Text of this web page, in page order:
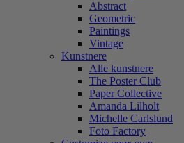
Abstract
Geometric
Paintings
Vintage
Kunstnere
Alle kunstnere
The Poster Club
Paper Collective
Amanda Lilholt
Michelle Carlslund
Foto Factory